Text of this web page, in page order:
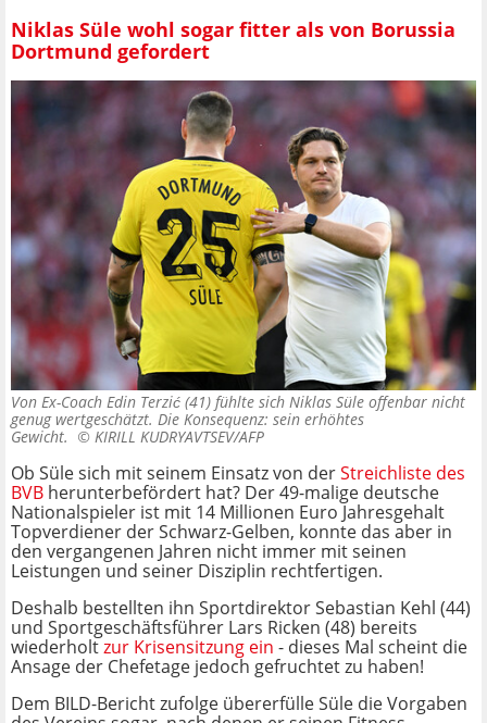
Niklas Süle wohl sogar fitter als von Borussia
Dortmund gefordert
Von Ex-Coach Edin Terzić (41) fühlte sich Niklas Süle offenbar nicht
genug wertgeschätzt. Die Konsequenz: sein erhöhtes
Gewicht. © KIRILL KUDRYAVTSEV/AFP
Ob Süle sich mit seinem Einsatz von derStreichliste des
BVB herunterbefördert hat? Der 49-malige deutsche
Nationalspieler ist mit 14 Millionen Euro Jahresgehalt
Topverdiener der Schwarz-Gelben, konnte das aber in
den vergangenen Jahren nicht immer mit seinen
Leistungen und seiner Disziplin rechtfertigen.
Deshalb bestellten ihn Sportdirektor Sebastian Kehl (44)
und Sportgeschäftsführer Lars Ricken (48) bereits
wiederholtzur Krisensitzung ein - dieses Mal scheint die
Ansage der Chefetage jedoch gefruchtet zu haben!
Dem BILD-Bericht zufolge übererfülle Süle die Vorgaben